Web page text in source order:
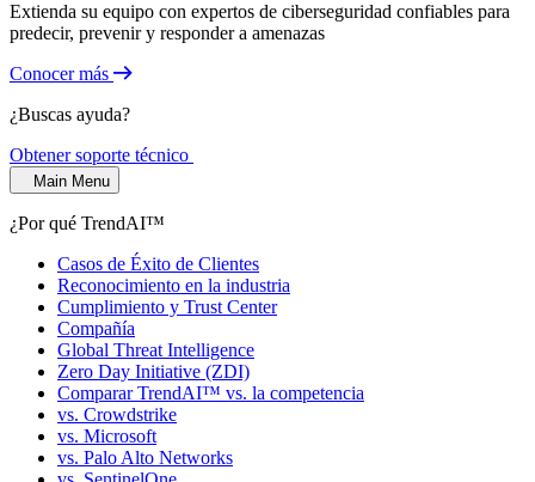
Extienda su equipo con expertos de ciberseguridad confiables para
predecir, prevenir y responder a amenazas
Conocer más
¿Buscas ayuda?
Obtener soporte técnico
Main Menu
¿Por qué TrendAI™
Casos de Éxito de Clientes
Reconocimiento en la industria
Cumplimiento y Trust Center
Compañía
Global Threat Intelligence
Zero Day Initiative (ZDI)
Comparar TrendAI™ vs. la competencia
vs. Crowdstrike
vs. Microsoft
vs. Palo Alto Networks